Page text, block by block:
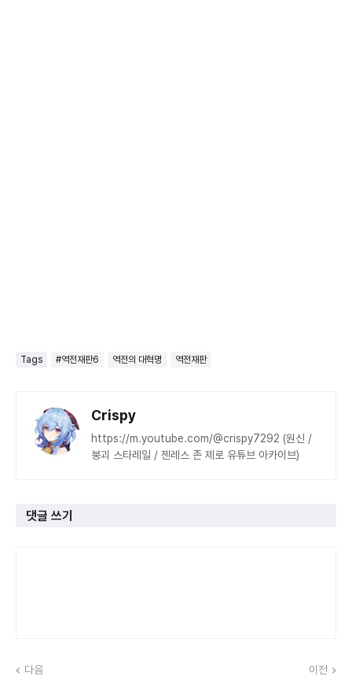
Tags #역전재판6 역전의 대혁명 역전재판
Crispy
https://m.youtube.com/@crispy7292 (원신 /
붕괴 스타레일 / 젠레스 존 제로 유튜브 아카이브)
댓글 쓰기
다음 이전